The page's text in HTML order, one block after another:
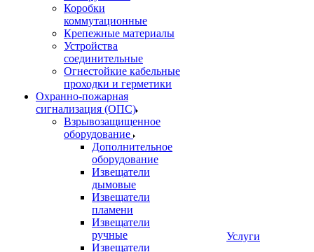
Коробки
коммутационные
Крепежные материалы
Устройства
соединительные
Огнестойкие кабельные
проходки и герметики
Охранно-пожарная
сигнализация (ОПС)
Взрывозащищенное
оборудование
Дополнительное
оборудование
Извещатели
дымовые
Извещатели
пламени
Извещатели
ручные
Извещатели
Услуги